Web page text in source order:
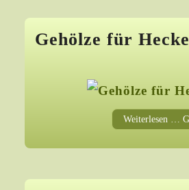
Gehölze für
Weiterlesen …